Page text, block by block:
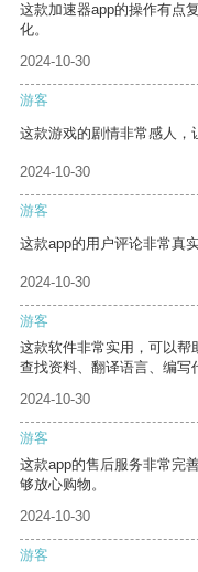
这款加速器app的操作有点
化。
2024-10-30
游客
这款游戏的剧情非常感人，
2024-10-30
游客
这款app的用户评论非常真
2024-10-30
游客
这款软件非常实用，可以帮
查找资料、翻译语言、编写
2024-10-30
游客
这款app的售后服务非常完
够放心购物。
2024-10-30
游客